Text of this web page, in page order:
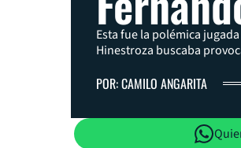
Esta fue la polémica
Hinestroza buscaba
POR: CAMILO ANGARITA